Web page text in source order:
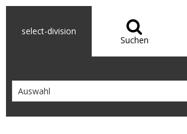
select-division 
Suchen